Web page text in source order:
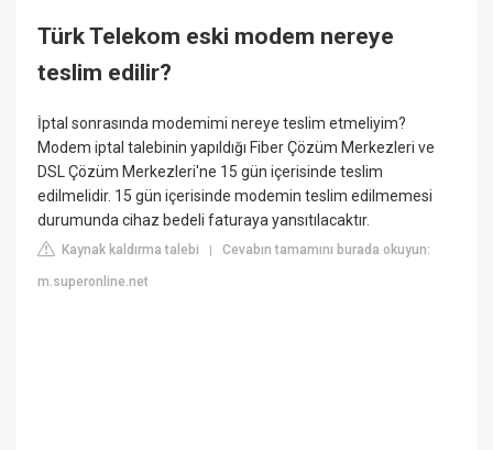
Türk Telekom eski modem nereye
teslim edilir?
İptal sonrasında modemimi nereye teslim etmeliyim?
Modem iptal talebinin yapıldığı Fiber Çözüm Merkezleri ve
DSL Çözüm Merkezleri​'ne 15 gün içerisinde teslim
edilmelidir. 15 gün içerisinde modemin teslim edilmemesi
durumunda cihaz bedeli faturaya yansıtılacaktır.
Kaynak kaldırma talebi |Cevabın tamamını burada okuyun:
m.superonline.net